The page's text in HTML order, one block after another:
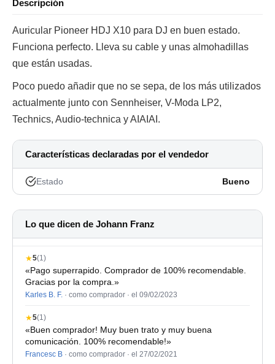
Descripción
Auricular Pioneer HDJ X10 para DJ en buen estado.
Funciona perfecto. Lleva su cable y unas almohadillas
que están usadas.
Poco puedo añadir que no se sepa, de los más utilizados
actualmente junto con Sennheiser, V-Moda LP2,
Technics, Audio-technica y AIAIAI.
Características declaradas por el vendedor
Estado Bueno
Lo que dicen de Johann Franz
★5(1)
«Pago superrapido. Comprador de 100% recomendable.
Gracias por la compra.»
Karles B. F. · como comprador · el 09/02/2023
★5(1)
«Buen comprador! Muy buen trato y muy buena
comunicación. 100% recomendable!»
Francesc B · como comprador · el 27/02/2021